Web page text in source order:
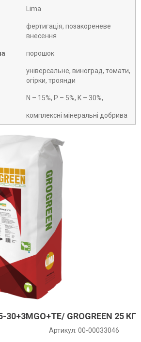
Lima
фертигація, позакореневе
внесення
порошок
універсальне, виноград, томати,
огірки, троянди
N – 15%, P – 5%, K – 30%,
комплексні мінеральні добрива
30+3MGO+TE/ GROGREEN 25 КГ
Артикул: 00-00033046